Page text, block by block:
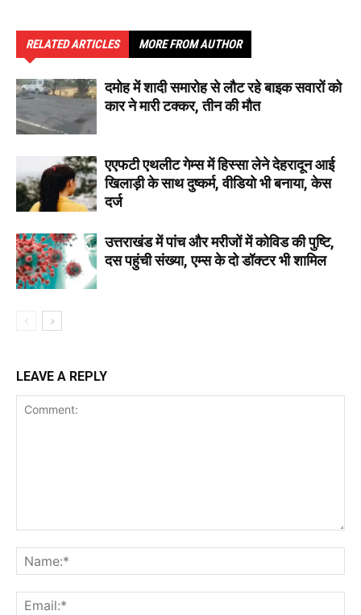
RELATED ARTICLES MORE FROM AUTHOR
दमोह में शादी समारोह से लौट रहे बाइक सवारों को
कार ने मारी टक्कर, तीन की मौत
एएफटी एथलीट गेम्स में हिस्सा लेने देहरादून आई
खिलाड़ी के साथ दुष्कर्म, वीडियो भी बनाया, केस
दर्ज
उत्तराखंड में पांच और मरीजों में कोविड की पुष्टि,
दस पहुंची संख्या, एम्स के दो डॉक्टर भी शामिल
LEAVE A REPLY